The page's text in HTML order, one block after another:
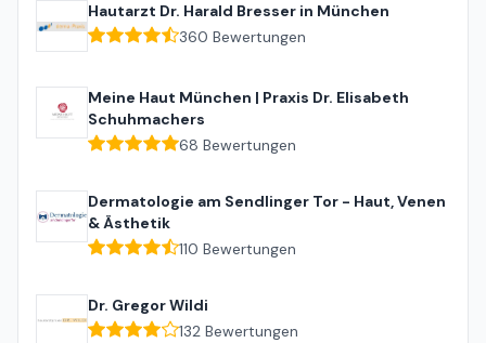
Hautarzt Dr. Harald Bresser in München
360 Bewertungen
Meine Haut München | Praxis Dr. Elisabeth
Schuhmachers
68 Bewertungen
Dermatologie am Sendlinger Tor - Haut, Venen
& Ästhetik
110 Bewertungen
Dr. Gregor Wildi
132 Bewertungen